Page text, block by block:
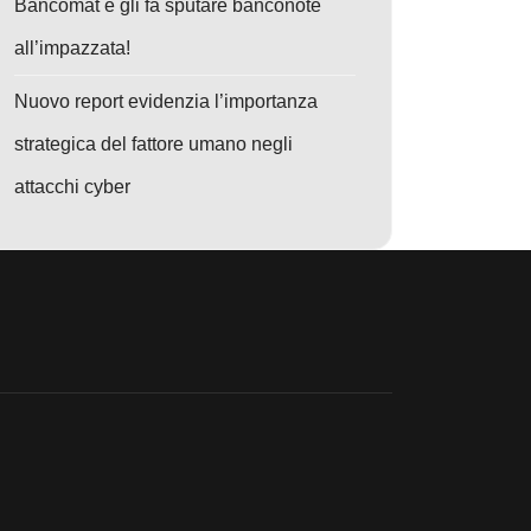
Latina ed Europa
Coruna colpisce iPhone: exploit iOS “Triangulation” aggiornati per
Bancomat e gli fa sputare banconote
all’impazzata!
Nuovo report evidenzia l’importanza
strategica del fattore umano negli
attacchi cyber